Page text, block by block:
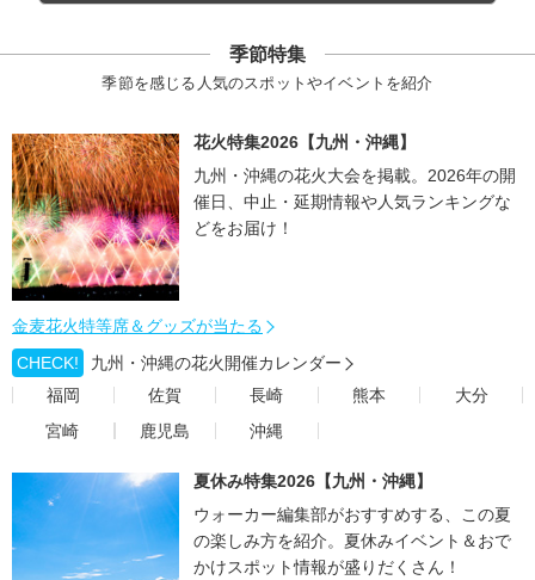
季節特集
季節を感じる人気のスポットやイベントを紹介
花火特集2026【九州・沖縄】
九州・沖縄の花火大会を掲載。2026年の開
催日、中止・延期情報や人気ランキングな
どをお届け！
金麦花火特等席＆グッズが当たる
CHECK!
九州・沖縄の花火開催カレンダー
福岡
佐賀 長崎 熊本
大分
宮崎
鹿児島 沖縄
夏休み特集2026【九州・沖縄】
ウォーカー編集部がおすすめする、この夏
の楽しみ方を紹介。夏休みイベント＆おで
かけスポット情報が盛りだくさん！